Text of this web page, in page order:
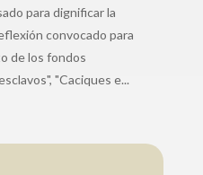
para dignificar la
convocado para
de los fondos
"Caciques e...